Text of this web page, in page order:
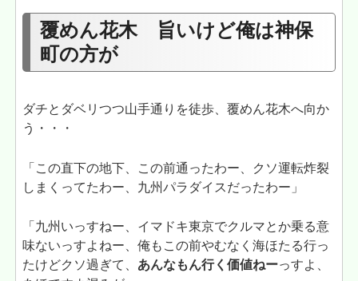
覆めん花木 旨いけど俺は神保
町の方が
ダチとダベリつつ山手通りを徒歩、覆めん花木へ向か
う・・・
「この直下の地下、この前通ったわー、クソ運転炸裂
しまくってたわー、九州パラダイスだったわー」
「九州いっすねー、イマドキ東京でクルマとか乗る意
味ないっすよねー、俺もこの前やむなく海ほたる行っ
たけどクソ過ぎて、 あんなもん行く価値ねーっすよ、